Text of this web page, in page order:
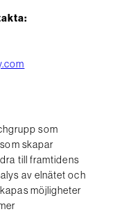
som
skapar
till framtidens
av elnätet och
möjligheter